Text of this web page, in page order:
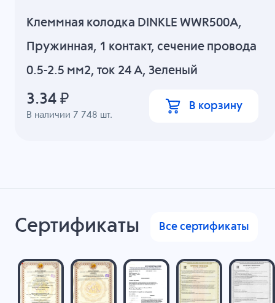
Клеммная колодка DINKLE WWR500A,
Пружинная, 1 контакт, сечение провода
0.5-2.5 мм2, ток 24 A, Зеленый
В наличии 7 748 шт.
3.34 ₽ В корзину
Сертификаты Все сертификаты